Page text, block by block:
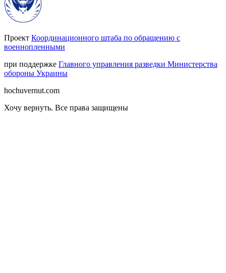
Проект Координационного штаба по обращению с
военнопленными
при поддержке Главного управления разведки Министерства
обороны Украины
hochuvernut.com
Хочу вернуть. Все права защищены